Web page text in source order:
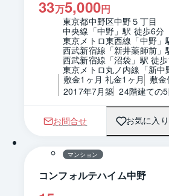
33万5,000円
東京都中野区中野５丁目
中央線「中野」駅 徒歩6分
東京メトロ東西線「中野」
西武新宿線「新井薬師前」
西武新宿線「沼袋」駅 徒
東京メトロ丸ノ内線「新中
敷金1ヶ月 礼金1ヶ月 敷金
2017年7月築 24階建ての
お問合せ お気に入
1 / 0
マンション
コンフォルテハイム中野